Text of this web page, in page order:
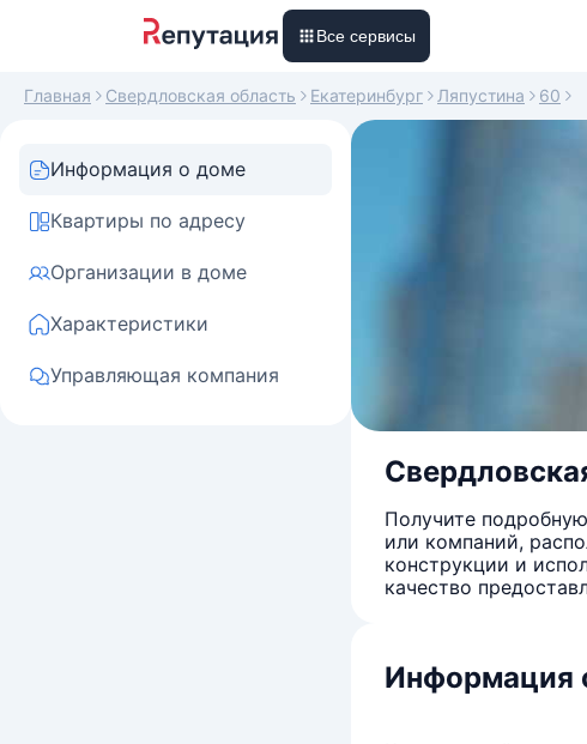
Все сервисы
Главная Свердловская область Екатеринбург Ляпустина 60
Информация о доме
Квартиры по адресу
Организации в доме
Характеристики
Управляющая компания
Получите
или компаний,
конструкции и
качество
Информация